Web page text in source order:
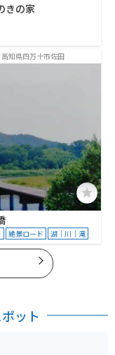
きの家
高知県四万十市佐田
絶景ロード 湖｜川｜滝
ット